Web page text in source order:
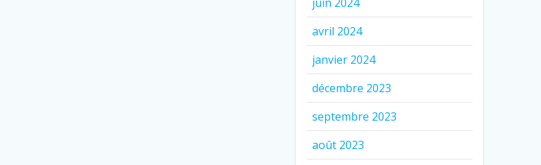
avril 2024
janvier 2024
décembre 2023
septembre 2023
août 2023